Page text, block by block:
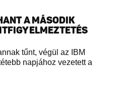
A MÁSODIK
tűnt, végül az IBM
napjához vezetett a